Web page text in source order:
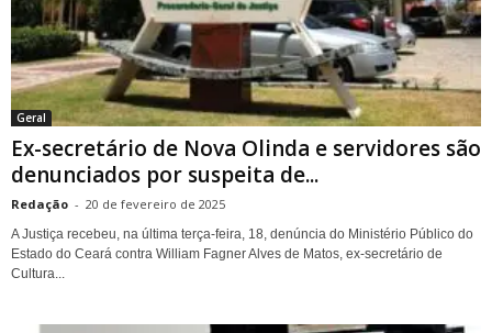
Geral
Ex-secretário de Nova Olinda e servidores são
denunciados por suspeita de...
Redação - 20 de fevereiro de 2025
A Justiça recebeu, na última terça-feira, 18, denúncia do Ministério Público do
Estado do Ceará contra William Fagner Alves de Matos, ex-secretário de
Cultura...